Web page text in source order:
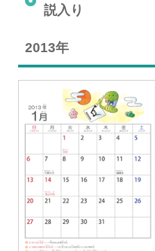
説入り
2013年